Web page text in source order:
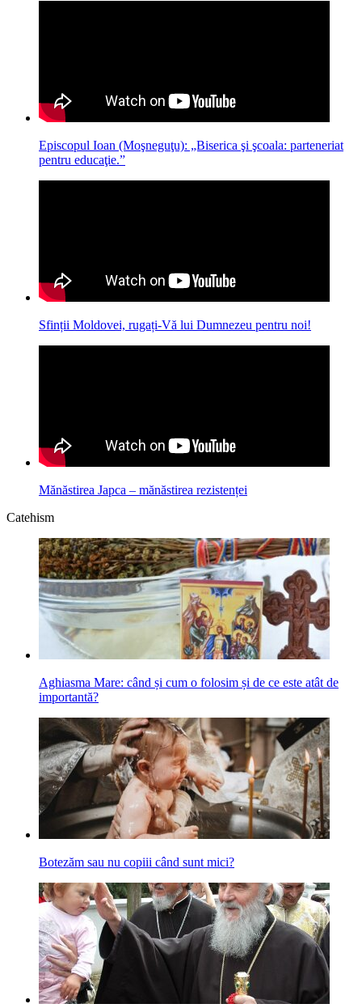
Episcopul Ioan (Moşneguţu): „Biserica şi şcoala: parteneriat
pentru educaţie.”
Sfinții Moldovei, rugați-Vă lui Dumnezeu pentru noi!
Mănăstirea Japca – mănăstirea rezistenței
Catehism
Aghiasma Mare: când și cum o folosim și de ce este atât de
importantă?
Botezăm sau nu copiii când sunt mici?